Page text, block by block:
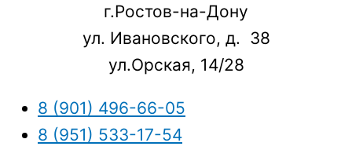
г.Ростов-на-Дону
ул. Ивановского, д. 38
ул.Орская, 14/28
8 (901) 496-66-05
8 (951) 533-17-54